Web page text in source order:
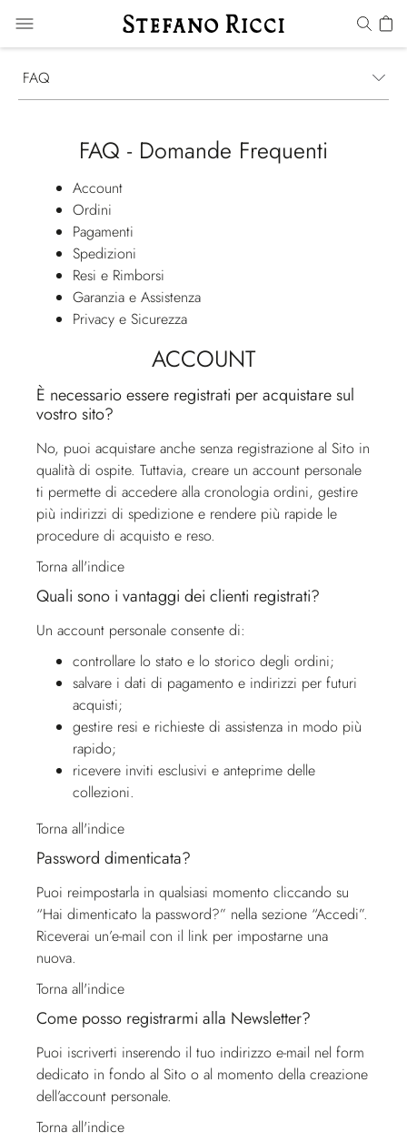
FAQ
FAQ - Domande Frequenti
Account
Ordini
Pagamenti
Spedizioni
Resi e Rimborsi
Garanzia e Assistenza
Privacy e Sicurezza
ACCOUNT
È necessario essere registrati per acquistare sul
vostro sito?
No, puoi acquistare anche senza registrazione al Sito in
qualità di ospite. Tuttavia, creare un account personale
ti permette di accedere alla cronologia ordini, gestire
più indirizzi di spedizione e rendere più rapide le
procedure di acquisto e reso.
Torna all'indice
Quali sono i vantaggi dei clienti registrati?
Un account personale consente di:
controllare lo stato e lo storico degli ordini;
salvare i dati di pagamento e indirizzi per futuri
acquisti;
gestire resi e richieste di assistenza in modo più
rapido;
ricevere inviti esclusivi e anteprime delle
collezioni.
Torna all'indice
Password dimenticata?
Puoi reimpostarla in qualsiasi momento cliccando su
“Hai dimenticato la password?” nella sezione “Accedi”.
Riceverai un’e-mail con il link per impostarne una
nuova.
Torna all'indice
Come posso registrarmi alla Newsletter?
Puoi iscriverti inserendo il tuo indirizzo e-mail nel form
dedicato in fondo al Sito o al momento della creazione
dell’account personale.
Torna all'indice